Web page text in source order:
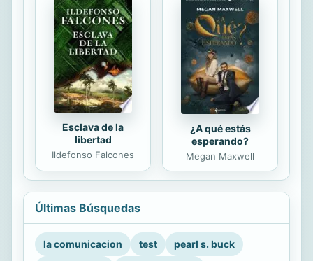
Esclava de la
libertad
Ildefonso Falcones
¿A qué estás
esperando?
Megan Maxwell
Últimas Búsquedas
la comunicacion test
pearl s. buck